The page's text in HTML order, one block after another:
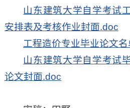
山东建筑大学自学考试
安排表及考核作业封面.doc
工程造价专业毕业论文
山东建筑大学自学考试
论文封面.doc